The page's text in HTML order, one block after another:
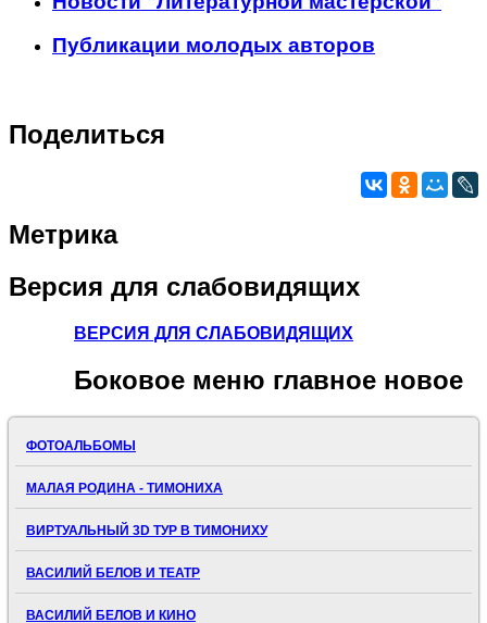
Публикации молодых авторов
Поделиться
Метрика
Версия для слабовидящих
ВЕРСИЯ ДЛЯ СЛАБОВИДЯЩИХ
Боковое меню главное новое
ФОТОАЛЬБОМЫ
МАЛАЯ РОДИНА - ТИМОНИХА
ВИРТУАЛЬНЫЙ 3D ТУР В ТИМОНИХУ
ВАСИЛИЙ БЕЛОВ И ТЕАТР
ВАСИЛИЙ БЕЛОВ И КИНО